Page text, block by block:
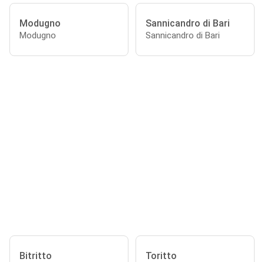
Modugno
Modugno
Sannicandro di Bari
Sannicandro di Bari
Bitritto Toritto